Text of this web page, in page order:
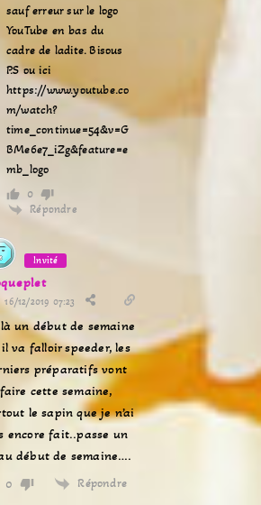
sauf erreur sur le logo
YouTube en bas du
cadre de ladite. Bisous
P.S ou ici
https://www.youtube.co
m/watch?
time_continue=54&v=G
BMe6e7_iZg&feature=e
mb_logo
0
Répondre
Invité
16/12/2019 07:23
un début de semaine
va falloir speeder, les
préparatifs vont
cette semaine,
le sapin que je n’ai
encore fait..passe un
début de semaine….
0 Répondre